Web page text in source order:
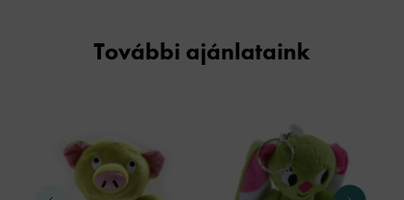
További ajánlataink